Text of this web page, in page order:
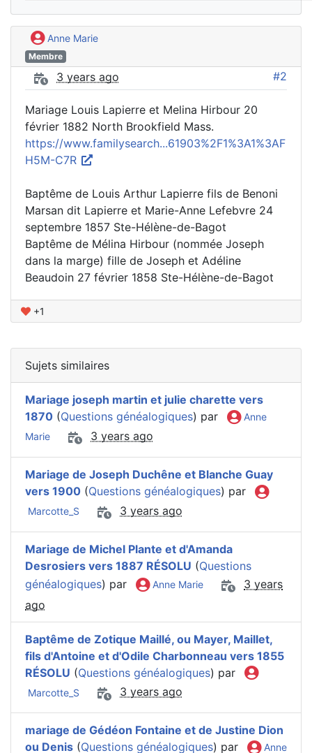
Anne Marie
Membre
3 years ago #2
Mariage Louis Lapierre et Melina Hirbour 20
février 1882 North Brookfield Mass.
https://www.familysearch...61903%2F1%3A1%3AF
H5M-C7R
Baptême de Louis Arthur Lapierre fils de Benoni
Marsan dit Lapierre et Marie-Anne Lefebvre 24
septembre 1857 Ste-Hélène-de-Bagot
Baptême de Mélina Hirbour (nommée Joseph
dans la marge) fille de Joseph et Adéline
Beaudoin 27 février 1858 Ste-Hélène-de-Bagot
+1
Sujets similaires
Mariage joseph martin et julie charette vers
1870 (Questions généalogiques) par
Anne
Marie
3 years ago
Mariage de Joseph Duchêne et Blanche Guay
vers 1900 (Questions généalogiques) par
Marcotte_S 3 years ago
Mariage de Michel Plante et d'Amanda
Desrosiers vers 1887 RÉSOLU (Questions
généalogiques) par Anne Marie
3 years
ago
Baptême de Zotique Maillé, ou Mayer, Maillet,
fils d'Antoine et d'Odile Charbonneau vers 1855
RÉSOLU (Questions généalogiques) par
Marcotte_S 3 years ago
mariage de Gédéon Fontaine et de Justine Dion
ou Denis (Questions généalogiques) par Anne